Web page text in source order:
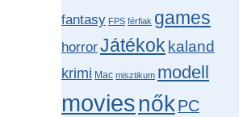
fantasy FPS férfiak games
horrorJátékok kaland
krimi Mac misztikum modell
moviesnőkPC